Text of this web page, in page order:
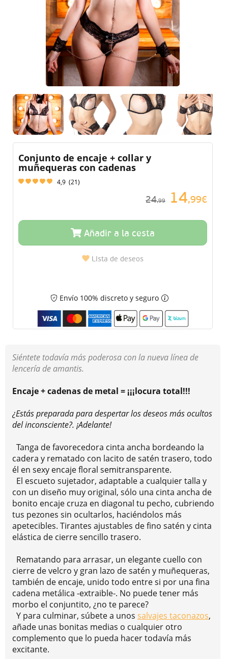
Conjunto de encaje + collar y
muñequeras con cadenas
4,9 (21)
24,99 14,99€
Añadir a la cesta
Lista de deseos
Envío 100% discreto y seguro
Siéntete todavía más poderosa con la nueva línea de
lencería de amantis.
Encaje + cadenas de metal = ¡¡¡locura total!!!
¿Estás preparada para despertar los deseos más ocultos
del inconsciente?. ¡Adelante!
Tanga de favorecedora cinta ancha bordeando la
cadera y rematado con lacito de satén trasero, todo
él en sexy encaje floral semitransparente.
El escueto sujetador, adaptable a cualquier talla y
con un diseño muy original, sólo una cinta ancha de
bonito encaje cruza en diagonal tu pecho, cubriendo
tus pezones sin ocultarlos, haciéndolos más
apetecibles. Tirantes ajustables de fino satén y cinta
elástica de cierre sencillo trasero.
Rematando para arrasar, un elegante cuello con
cierre de velcro y gran lazo de satén y muñequeras,
también de encaje, unido todo entre si por una fina
cadena metálica -extraible-. No puede tener más
morbo el conjuntito, ¿no te parece?
Y para culminar, súbete a unos salvajes taconazos,
añade unas bonitas medias o cualquier otro
complemento que lo pueda hacer todavía más
excitante.